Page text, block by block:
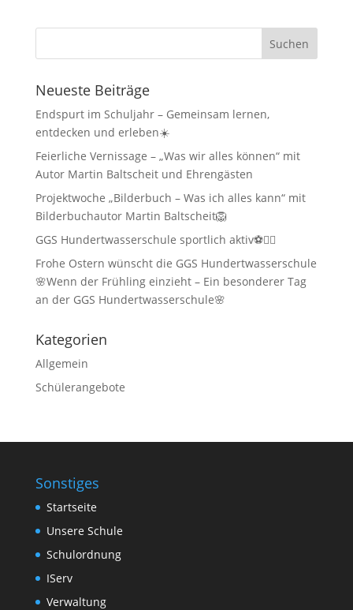
Neueste Beiträge
Endspurt im Schuljahr – Gemeinsam lernen,
entdecken und erleben☀️
Feierliche Vernissage – „Was wir alles können“ mit
Autor Martin Baltscheit und Ehrengästen
Projektwoche „Bilderbuch – Was ich alles kann“ mit
Bilderbuchautor Martin Baltscheit🦁
GGS Hundertwasserschule sportlich aktiv⚽🏃‍♂️
Frohe Ostern wünscht die GGS Hundertwasserschule
🌸Wenn der Frühling einzieht – Ein besonderer Tag
an der GGS Hundertwasserschule🌸
Kategorien
Allgemein
Schülerangebote
Sonstiges
Startseite
Unsere Schule
Schulordnung
IServ
Verwaltung